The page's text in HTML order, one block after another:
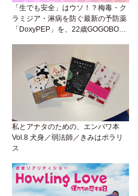
「生でも安全」はウソ！？梅毒・ク
ラミジア・淋病を防ぐ最新の予防薬
「DoxyPEP」を、22歳GOGOBOY
（Vol.26）
私とアナタのための、エンパワ本
Vol.8 犬身／弱法師／きみはポラリ
ス